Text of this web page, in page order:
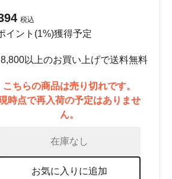
税込
イント(1%)獲得予定
8,800以上のお買い上げで送料無料
こちらの商品は売り切れです。
時点で再入荷の予定はありませ
ん。
在庫なし
お気に入りに追加